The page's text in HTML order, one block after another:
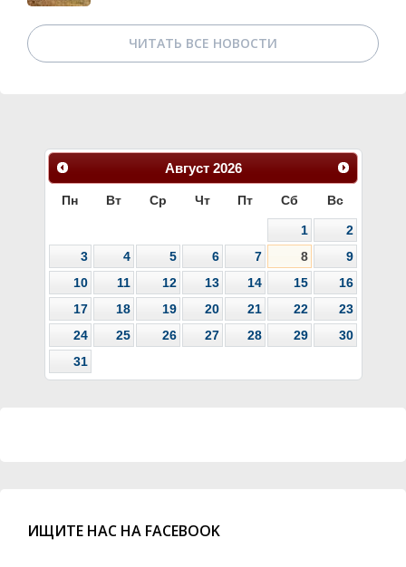
ЧИТАТЬ ВСЕ НОВОСТИ
Август 2026
Пн Вт Ср Чт Пт Сб Вс
1
2
3
4 5 6 7 8
9
10
11 12 13 14 15
16
17
18 19 20 21 22
23
24
25 26 27 28 29
30
31
ИЩИТЕ НАС НА FACEBOOK